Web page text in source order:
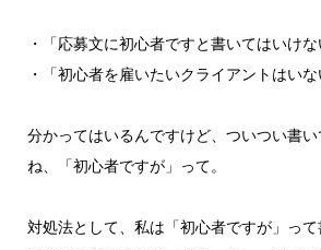
・「応募文に初心者ですと書いてはいけな
・「初心者を雇いたいクライアントはいな
分かってはいるんですけど、ついつい書い
ね、「初心者ですが」って。
対処法として、私は「初心者ですが」って